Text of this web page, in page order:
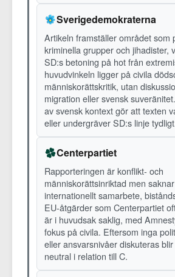
Sverigedemokraterna
Artikeln framställer området som
kriminella grupper och jihadister,
SD:s betoning på hot från
huvudvinkeln ligger på civila
människorättskritik, utan
migration eller svensk
av svensk kontext gör att texten
eller undergräver SD:s linje
Centerpartiet
Rapporteringen är konflikt- och
människorättsinriktad men
internationellt samarbete,
EU-åtgärder som Centerpartiet
är i huvudsak saklig, med
fokus på civila. Eftersom inga
eller ansvarsnivåer diskuteras
neutral i relation till C.